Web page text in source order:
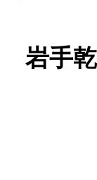
岩手